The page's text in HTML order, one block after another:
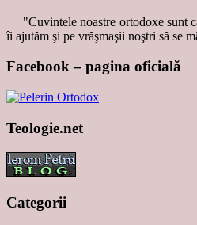
"Cuvintele noastre ortodoxe sunt
îi ajutăm şi pe vrăşmaşii noştri să se
Facebook – pagina oficială
Teologie.net
Categorii